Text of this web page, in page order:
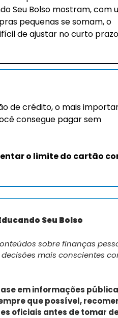
Seu Bolso mostram, com
pequenas se somam, o
de crédito, o mais
consegue pagar sem
o limite do cartão
Seu Bolso
sobre finanças
mais conscientes
em informações
que possível,
oficiais antes de tomar